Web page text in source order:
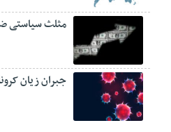
مثلث سیاستی
جبران زيان